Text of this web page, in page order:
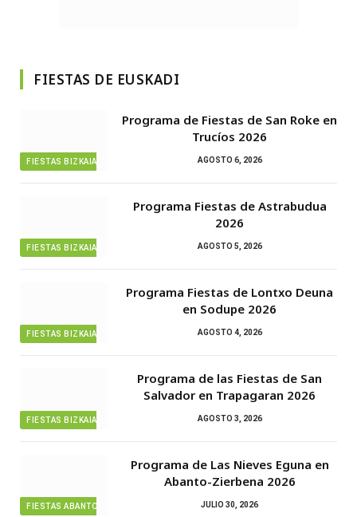
FIESTAS DE EUSKADI
FIESTAS BIZKAIA
Programa de Fiestas de San Roke en
Trucíos 2026
AGOSTO 6, 2026
FIESTAS BIZKAIA
Programa Fiestas de Astrabudua
2026
AGOSTO 5, 2026
FIESTAS BIZKAIA
Programa Fiestas de Lontxo Deuna
en Sodupe 2026
AGOSTO 4, 2026
FIESTAS BIZKAIA
Programa de las Fiestas de San
Salvador en Trapagaran 2026
AGOSTO 3, 2026
FIESTAS ABANTO ZIERBENA
Programa de Las Nieves Eguna en
Abanto-Zierbena 2026
JULIO 30, 2026